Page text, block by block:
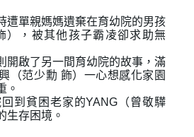
遭單親媽媽遺棄在育幼院的男孩
），被其他孩子霸凌卻求助無
開啟了另一間育幼院的故事，滿
（范少勳 飾）一心想感化家園
。
到貧困老家的YANG（曾敬驊
生存困境。